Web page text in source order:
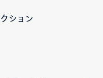
ション